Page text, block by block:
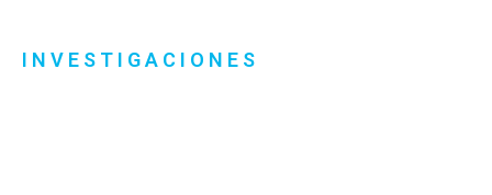
INVESTIGACIONES